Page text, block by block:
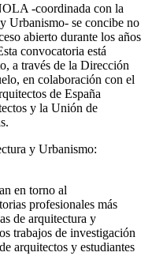
-coordinada con la
Urbanismo- se concibe no
abierto durante los años
convocatoria está
a través de la Dirección
en colaboración con el
de España
y la Unión de
y Urbanismo:
en torno al
profesionales más
de arquitectura y
trabajos de investigación
arquitectos y estudiantes